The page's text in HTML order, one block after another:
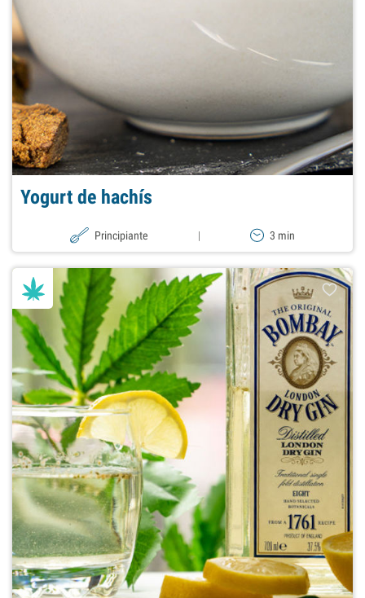
Yogurt de hachís
Principiante | 3 min